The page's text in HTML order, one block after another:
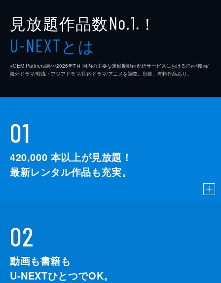
見放題作品数No.1 ※ ！
U-NEXTとは
※GEM Partners調べ/2026年7⽉ 国内の主要な定額制動画配信サービスにおける洋画/邦画/
海外ドラマ/韓流・アジアドラマ/国内ドラマ/アニメを調査。別途、有料作品あり。
01
420,000 本以上が見放題！
最新レンタル作品も充実。
02
動画も書籍も
U-NEXTひとつでOK。